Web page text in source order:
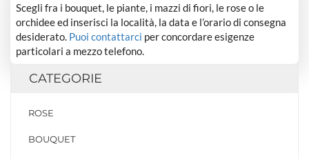
Scegli fra i bouquet, le piante, i mazzi di fiori, le rose o le
orchidee ed inserisci la località, la data e l’orario di consegna
desiderato. Puoi contattarci per concordare esigenze
particolari a mezzo telefono.
CATEGORIE
ROSE
BOUQUET